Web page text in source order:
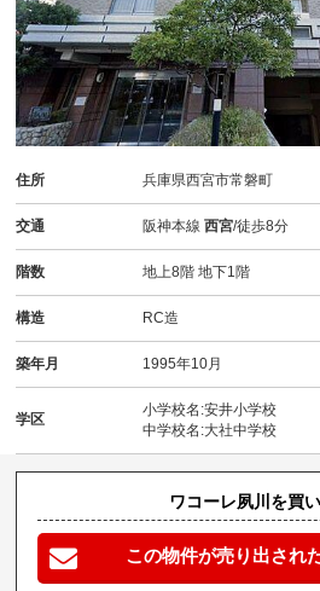
住所 兵庫県西宮市常磐町
交通 阪神本線西宮/徒歩8分
階数 地上8階 地下1階
構造 RC造
築年月 1995年10月
学区
小学校名:安井小学校
中学校名:大社中学校
ワコーレ夙川を買
この物件が売り出され